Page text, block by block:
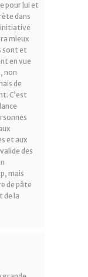
pour lui et
dans
initiative
mieux
sont et
en vue
non
de
C’est
et aux
des
mais
de pâte
de la